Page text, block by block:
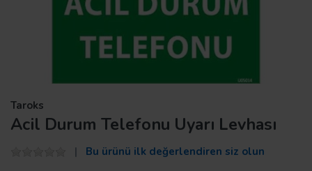
Taroks
Acil Durum Telefonu Uyarı Levhası
Bu ürünü ilk değerlendiren siz olun